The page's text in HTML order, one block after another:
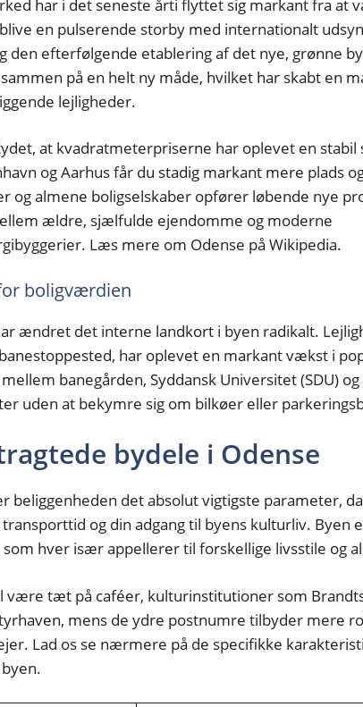
har i det seneste årti flyttet sig markant fra at
en pulserende storby med internationalt
den efterfølgende etablering af det nye, grønne
på en helt ny måde, hvilket har skabt en
lejligheder.
at kvadratmeterpriserne har oplevet en stabil
og Aarhus får du stadig markant mere plads
og almene boligselskaber opfører løbende nye
ældre, sjælfulde ejendomme og moderne
Læs mere om Odense på Wikipedia.
boligværdien
ændret det interne landkort i byen radikalt.
har oplevet en markant vækst i
banegården, Syddansk Universitet (SDU)
uden at bekymre sig om bilkøer eller
bydele i Odense
beliggenheden det absolut vigtigste parameter,
og din adgang til byens kulturliv. Byen
hver især appellerer til forskellige livsstile og
være tæt på caféer, kulturinstitutioner som
mens de ydre postnumre tilbyder mere
Lad os se nærmere på de specifikke